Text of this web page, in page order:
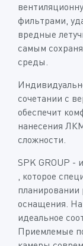
фильтрами,
вредные
самым
среды.
сочетании с
обеспечит
нанесения
сложности.
SPK GROUP -
, которое
планировании
оснащения.
идеальное
Приемлемые